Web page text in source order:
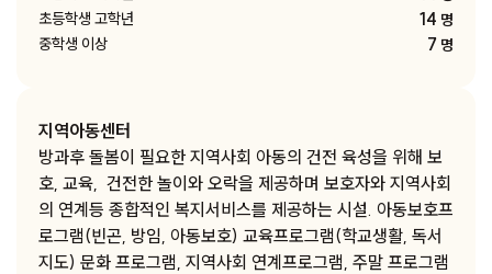
초등학생 고학년
14 명
중학생 이상
7 명
지역아동센터
방과후 돌봄이 필요한 지역사회 아동의 건전 육성을 위해 보
호, 교육, 건전한 놀이와 오락을 제공하며 보호자와 지역사회
의 연계등 종합적인 복지서비스를 제공하는 시설. 아동보호프
로그램(빈곤, 방임, 아동보호) 교육프로그램(학교생활, 독서
지도) 문화 프로그램, 지역사회 연계프로그램, 주말 프로그램